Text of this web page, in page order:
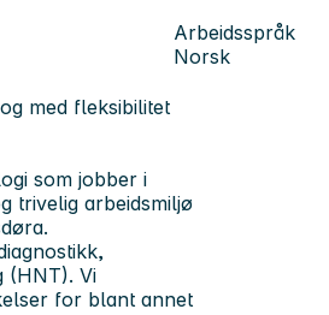
Arbeidsspråk
Norsk
med fleksibilitet
som jobber i
trivelig arbeidsmiljø
(HNT). Vi
for blant annet